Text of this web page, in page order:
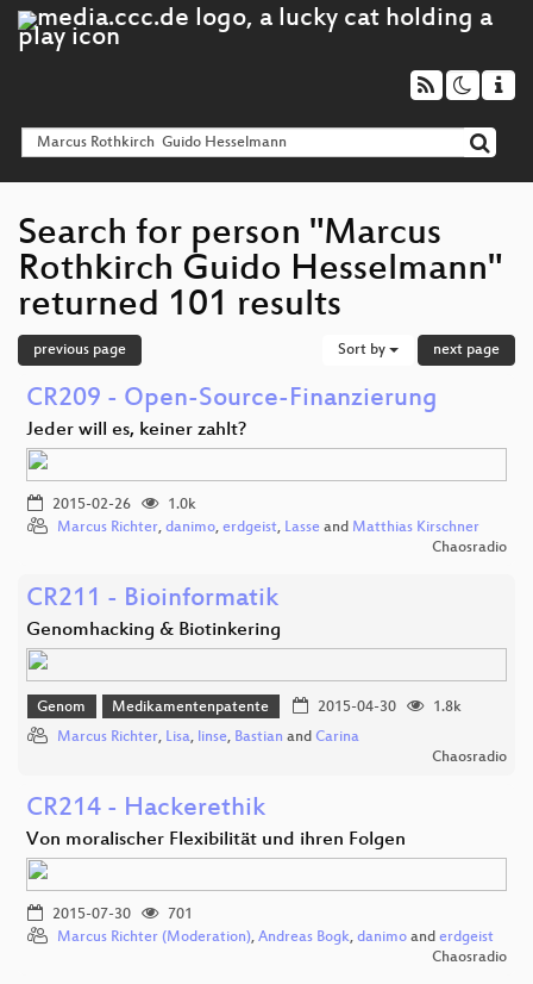
Search for person "Marcus
Rothkirch Guido Hesselmann"
returned 101 results
previous page Sort by next page
CR209 - Open-Source-Finanzierung
Jeder will es, keiner zahlt?
2015-02-26
1.0k
Marcus Richter, danimo, erdgeist, Lasse and Matthias Kirschner
Chaosradio
CR211 - Bioinformatik
Genomhacking & Biotinkering
Genom Medikamentenpatente 2015-04-30
1.8k
Marcus Richter, Lisa, linse, Bastian and Carina
Chaosradio
CR214 - Hackerethik
Von moralischer Flexibilität und ihren Folgen
2015-07-30
701
Marcus Richter (Moderation), Andreas Bogk, danimo and erdgeist
Chaosradio